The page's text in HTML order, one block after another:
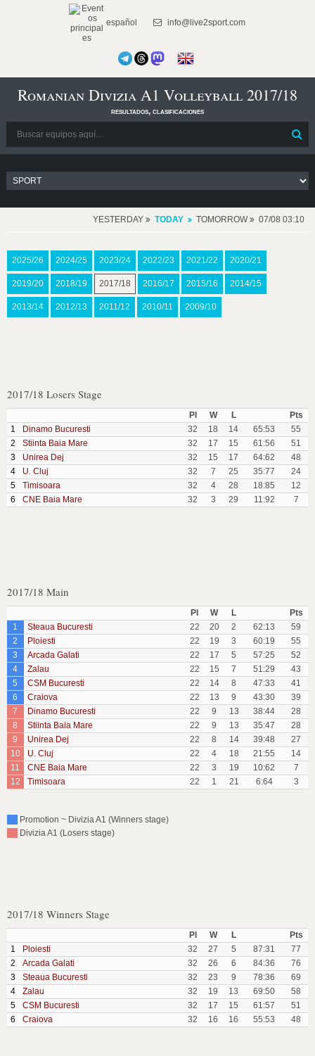
español info@live2sport.com
Romanian Divizia A1 Volleyball 2017/18
resultados, clasificaciones
YESTERDAY TODAY TOMORROW 07/08 03:10
2025/26 2024/25 2023/24 2022/23 2021/22 2020/21
2019/20 2018/19 2017/18 2016/17 2015/16 2014/15
2013/14 2012/13 2011/12 2010/11 2009/10
2017/18 Losers Stage
Pl W L
Pts
1
Dinamo Bucuresti 32 18 14 65:53
55
2
Stiinta Baia Mare 32 17 15 61:56
51
3
Unirea Dej 32 15 17 64:62
48
4
U. Cluj 32 7 25 35:77
24
5
Timisoara 32 4 28 18:85
12
6
CNE Baia Mare 32 3 29 11:92 7
2017/18 Main
Pl W L
Pts
1
Steaua Bucuresti 22 20 2 62:13
59
2
Ploiesti 22 19 3 60:19
55
3
Arcada Galati 22 17 5 57:25
52
4
Zalau 22 15 7 51:29
43
5
CSM Bucuresti 22 14 8 47:33
41
6
Craiova 22 13 9 43:30
39
7
Dinamo Bucuresti 22 9 13 38:44
28
8
Stiinta Baia Mare 22 9 13 35:47
28
9
Unirea Dej 22 8 14 39:48
27
10
U. Cluj 22 4 18 21:55
14
11
CNE Baia Mare 22 3 19 10:62
7
12
Timisoara 22 1 21 6:64 3
Promotion ~ Divizia A1 (Winners stage)
Divizia A1 (Losers stage)
2017/18 Winners Stage
Pl W L
Pts
1
Ploiesti 32 27 5 87:31
77
2
Arcada Galati 32 26 6 84:36
76
3
Steaua Bucuresti 32 23 9 78:36
69
4
Zalau 32 19 13 69:50
58
5
CSM Bucuresti 32 17 15 61:57
51
6
Craiova 32 16 16 55:53 48